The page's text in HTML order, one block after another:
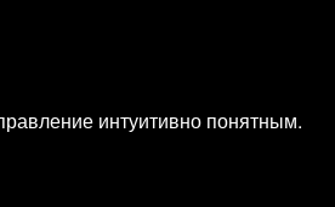
интуитивно понятным.